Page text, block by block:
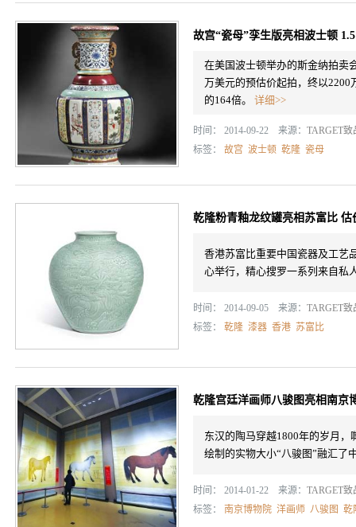
故宫“瓷母”孪生版亮相波士顿
在美国波士顿举办的斯金纳拍卖
万美元的预估价起拍，终以2200
的164倍。 详细>>
时间： 2014-09-22 来源： TARGET致
标签： 故宫 波士顿 乾隆 瓷母
乾隆粉青釉龙纹罐亮相苏富比 估
香港苏富比重要中国瓷器及工艺
心举行，精心搜罗一系列来自私
时间： 2014-09-05 来源： TARGET致
标签： 乾隆 漆器 香港 苏富比
乾隆宫廷洋画师八骏图亮相南京
东汉的陶马穿越1800年的岁月
绘制的实物大小“八骏图”融汇了
时间： 2014-01-22 来源： TARGET致
标签： 南京博物院 洋画师 八骏图 乾